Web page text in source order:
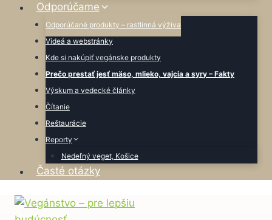
Odporúčame
Odporúčané produkty – rastlinná výživa
Videá a webstránky
Kde si nakúpiť vegánske produkty
Prečo prestať jesť mäso, mlieko, vajcia a syry – Fakty
Výskum a vedecké články
Čítanie
Reštaurácie
Reporty
Nedeľný veget, Košice
Časté otázky